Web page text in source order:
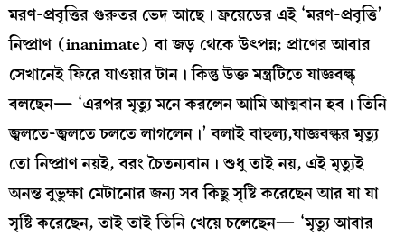
মরণ-প্রবৃত্তির গুরুতর ভেদ আছে। ফ্রয়েডের এই ‘মরণ-প্রবৃত্তি’
নিষ্প্রাণ (inanimate) বা জড় থেকে উৎপন্ন; প্রাণের আবার
সেখানেই ফিরে যাওয়ার টান। কিন্তু উক্ত মন্ত্রটিতে যাজ্ঞবল্ক্
বলছেন— ‘এরপর মৃত্যু মনে করলেন আমি আত্মবান হব। তিনি
জ্বলতে-জ্বলতে চলতে লাগলেন।’ বলাই বাহুল্য,যাজ্ঞবল্কর মৃত্যু
তো নিষ্প্রাণ নয়ই, বরং চৈতন্যবান। শুধু তাই নয়, এই মৃত্যুই
অনন্ত বুভুক্ষা মেটানোর জন্য সব কিছু সৃষ্টি করেছেন আর যা যা
সৃষ্টি করেছেন, তাই তাই তিনি খেয়ে চলেছেন— ‘মৃত্যু আবার